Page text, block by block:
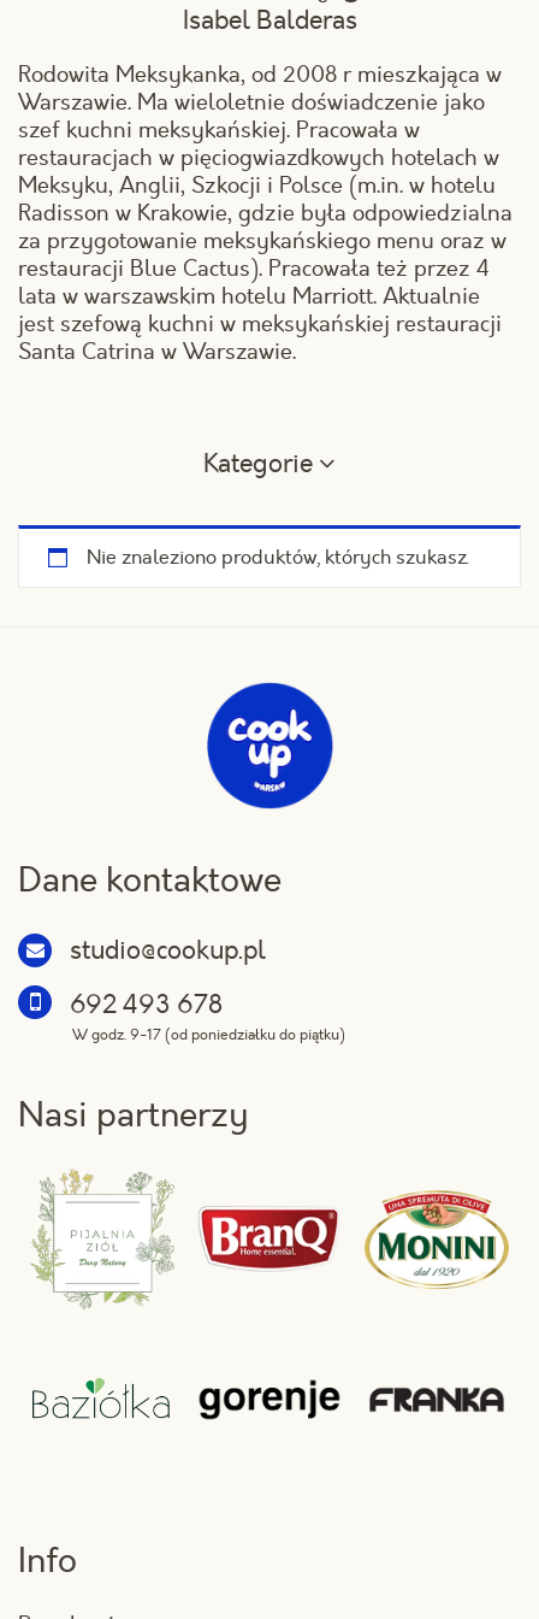
Isabel Balderas
Rodowita Meksykanka, od 2008 r mieszkająca w
Warszawie. Ma wieloletnie doświadczenie jako
szef kuchni meksykańskiej. Pracowała w
restauracjach w pięciogwiazdkowych hotelach w
Meksyku, Anglii, Szkocji i Polsce (m.in. w hotelu
Radisson w Krakowie, gdzie była odpowiedzialna
za przygotowanie meksykańskiego menu oraz w
restauracji Blue Cactus). Pracowała też przez 4
lata w warszawskim hotelu Marriott. Aktualnie
jest szefową kuchni w meksykańskiej restauracji
Santa Catrina w Warszawie.
Kategorie
Nie znaleziono produktów, których szukasz.
Dane kontaktowe
studio@cookup.pl
692 493 678
W godz. 9-17 (od poniedziałku do piątku)
Nasi partnerzy
Info